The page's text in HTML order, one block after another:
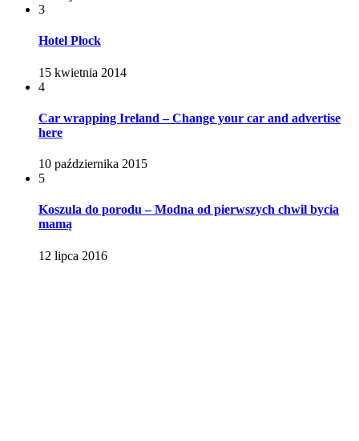
3
Hotel Płock
15 kwietnia 2014
4
Car wrapping Ireland – Change your car and advertise
here
10 października 2015
5
Koszula do porodu – Modna od pierwszych chwil bycia
mamą
12 lipca 2016